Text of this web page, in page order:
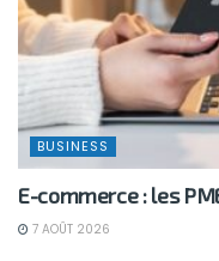
BUSINESS
E-commerce : les
7 AOÛT 2026